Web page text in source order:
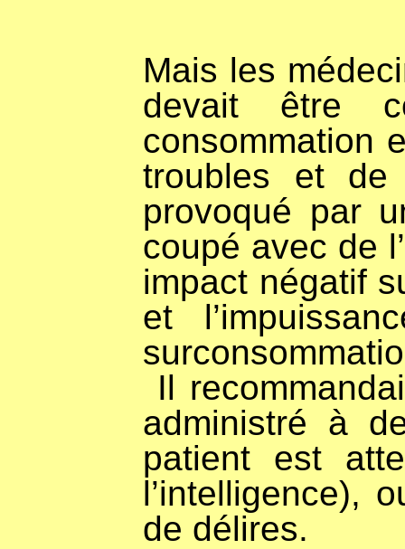
Mais les
devait être
consommation
troubles et de
provoqué par
coupé avec de
impact négatif
et
Il
administré à
patient est
l’intelligence),
de délires.